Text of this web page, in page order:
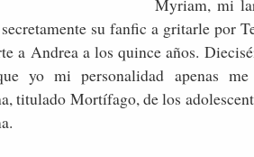
Myriam, mi
su fanfic a gritarle por
a Andrea a los quince años.
yo mi personalidad apenas
titulado Mortífago, de los